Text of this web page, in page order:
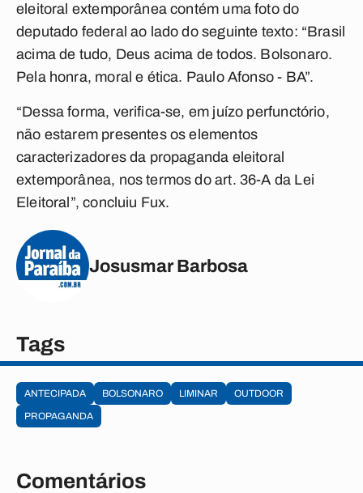
eleitoral extemporânea contém uma foto do
deputado federal ao lado do seguinte texto: “Brasil
acima de tudo, Deus acima de todos. Bolsonaro.
Pela honra, moral e ética. Paulo Afonso - BA”.
“Dessa forma, verifica-se, em juízo perfunctório,
não estarem presentes os elementos
caracterizadores da propaganda eleitoral
extemporânea, nos termos do art. 36-A da Lei
Eleitoral”, concluiu Fux.
Josusmar Barbosa
Tags
ANTECIPADA BOLSONARO LIMINAR
OUTDOOR
PROPAGANDA
Comentários